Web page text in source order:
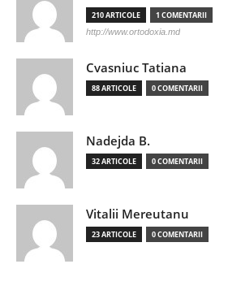
210 ARTICOLE 1 COMENTARII
http://www.ortodoxia.md
Cvasniuc Tatiana
88 ARTICOLE 0 COMENTARII
Nadejda B.
32 ARTICOLE 0 COMENTARII
Vitalii Mereutanu
23 ARTICOLE 0 COMENTARII